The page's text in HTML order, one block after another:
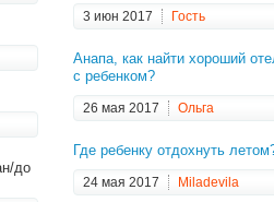
до
3 июн 2017 Гость
Анапа, как найти хороший
с ребенком?
26 мая 2017 Ольга
Где ребенку отдохнуть
24 мая 2017 Miladevila